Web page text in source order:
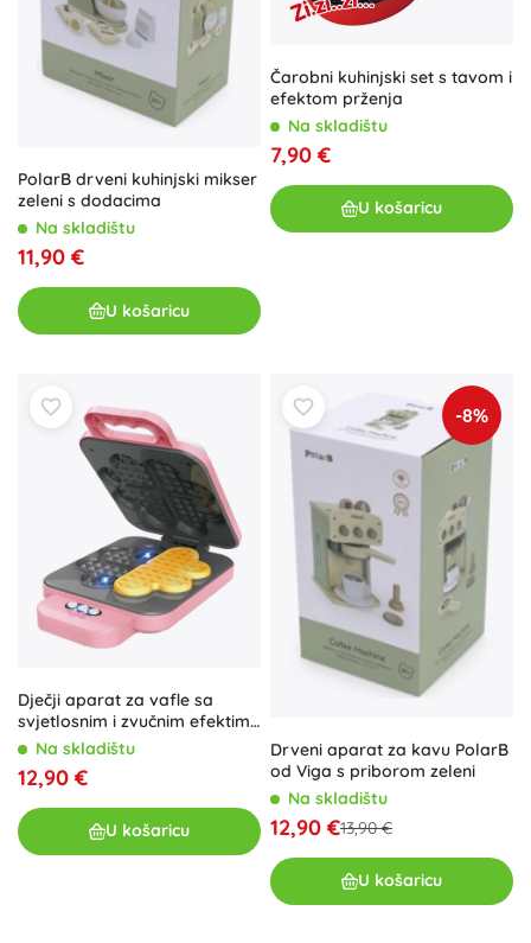
PolarB drveni kuhinjski mikser
zeleni s dodacima
Na skladištu
11,90 €
U košaricu
Čarobni kuhinjski set s tavom i
efektom prženja
Na skladištu
7,90 €
U košaricu
Dječji aparat za vafle sa
svjetlosnim i zvučnim efektima
22,5 cm
Na skladištu
12,90 €
U košaricu
-8%
Drveni aparat za kavu PolarB
od Viga s priborom zeleni
Na skladištu
12,90 €13,90 €
U košaricu